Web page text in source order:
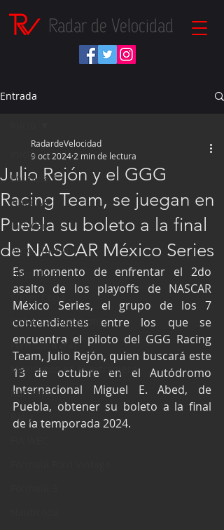
Radar de Velocidad
Entrada
Inicio
Fórmula 1
NASCAR
IndyCar
Autos Turismo
Fórmula E
Súper Copa
Industria Automotriz
Fórmula 4 (F4)
Mexicanos en el extranjero
Kartismo
Rally
Julio Rejón y el GGG
Racing Team, se juegan en
Puebla su boleto a la final
de NASCAR México Series
RadardeVelocidad
9 oct 2024 2 min de lectura
Es momento de enfrentar el 2do
asalto de los playoffs de NASCAR
México Series, el grupo de los 7
contendientes entre los que se
encuentra el piloto del GGG Racing
Team, Julio Rejón, quien buscará este
13 de octubre en el Autódromo
Internacional Miguel E. Abed, de
Puebla, obtener su boleto a la final
de la temporada 2024.